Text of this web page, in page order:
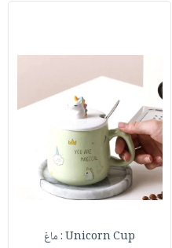
Unicorn Cup : ماغ